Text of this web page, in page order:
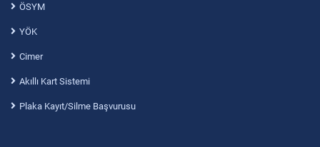
ÖSYM
YÖK
Cimer
Akıllı Kart Sistemi
Plaka Kayıt/Silme Başvurusu